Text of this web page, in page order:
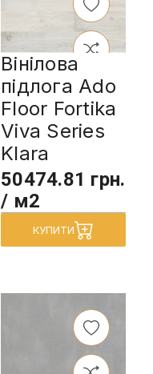
Вінілова
підлога Ado
Floor Fortika
Viva Series
Klara
50474.81 грн.
/ м2
КУПИТИ